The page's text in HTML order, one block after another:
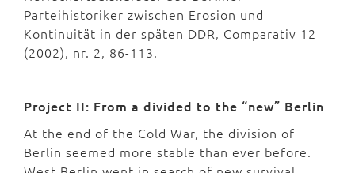
Parteihistoriker zwischen Erosion und
Kontinuität in der späten DDR, Comparativ 12
(2002), nr. 2, 86-113.
Project II: From a divided to the “new” Berlin
At the end of the Cold War, the division of
Berlin seemed more stable than ever before.